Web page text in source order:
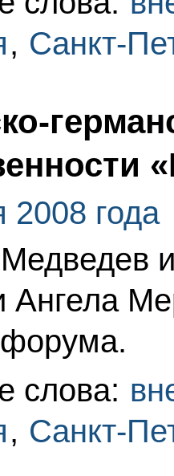
, Санкт-
2008 года
Ангела
слова:
, Санкт-